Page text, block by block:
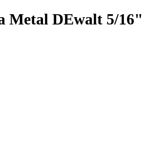
Metal DEwalt 5/16"